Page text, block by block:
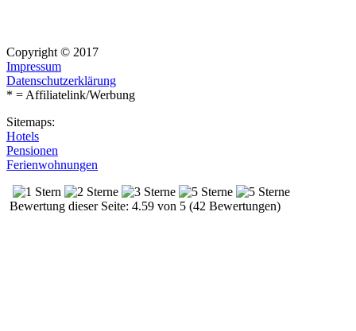
Copyright © 2017
Impressum
Datenschutzerklärung
* = Affiliatelink/Werbung
Sitemaps:
Hotels
Pensionen
Ferienwohnungen
Bewertung dieser Seite: 4.59 von 5 (42 Bewertungen)